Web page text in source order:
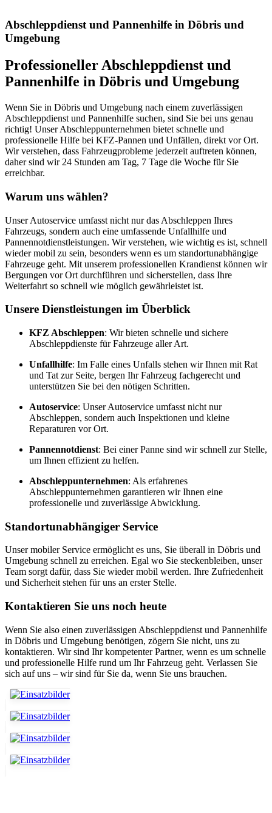
Abschleppdienst und Pannenhilfe in Döbris und
Umgebung
Professioneller Abschleppdienst und
Pannenhilfe in Döbris und Umgebung
Wenn Sie in Döbris und Umgebung nach einem zuverlässigen
Abschleppdienst und Pannenhilfe suchen, sind Sie bei uns genau
richtig! Unser Abschleppunternehmen bietet schnelle und
professionelle Hilfe bei KFZ-Pannen und Unfällen, direkt vor Ort.
Wir verstehen, dass Fahrzeugprobleme jederzeit auftreten können,
daher sind wir 24 Stunden am Tag, 7 Tage die Woche für Sie
erreichbar.
Warum uns wählen?
Unser Autoservice umfasst nicht nur das Abschleppen Ihres
Fahrzeugs, sondern auch eine umfassende Unfallhilfe und
Pannennotdienstleistungen. Wir verstehen, wie wichtig es ist, schnell
wieder mobil zu sein, besonders wenn es um standortunabhängige
Fahrzeuge geht. Mit unserem professionellen Krandienst können wir
Bergungen vor Ort durchführen und sicherstellen, dass Ihre
Weiterfahrt so schnell wie möglich gewährleistet ist.
Unsere Dienstleistungen im Überblick
KFZ Abschleppen: Wir bieten schnelle und sichere
Abschleppdienste für Fahrzeuge aller Art.
Unfallhilfe: Im Falle eines Unfalls stehen wir Ihnen mit Rat
und Tat zur Seite, bergen Ihr Fahrzeug fachgerecht und
unterstützen Sie bei den nötigen Schritten.
Autoservice: Unser Autoservice umfasst nicht nur
Abschleppen, sondern auch Inspektionen und kleine
Reparaturen vor Ort.
Pannennotdienst: Bei einer Panne sind wir schnell zur Stelle,
um Ihnen effizient zu helfen.
Abschleppunternehmen: Als erfahrenes
Abschleppunternehmen garantieren wir Ihnen eine
professionelle und zuverlässige Abwicklung.
Standortunabhängiger Service
Unser mobiler Service ermöglicht es uns, Sie überall in Döbris und
Umgebung schnell zu erreichen. Egal wo Sie steckenbleiben, unser
Team sorgt dafür, dass Sie wieder mobil werden. Ihre Zufriedenheit
und Sicherheit stehen für uns an erster Stelle.
Kontaktieren Sie uns noch heute
Wenn Sie also einen zuverlässigen Abschleppdienst und Pannenhilfe
in Döbris und Umgebung benötigen, zögern Sie nicht, uns zu
kontaktieren. Wir sind Ihr kompetenter Partner, wenn es um schnelle
und professionelle Hilfe rund um Ihr Fahrzeug geht. Verlassen Sie
sich auf uns – wir sind für Sie da, wenn Sie uns brauchen.